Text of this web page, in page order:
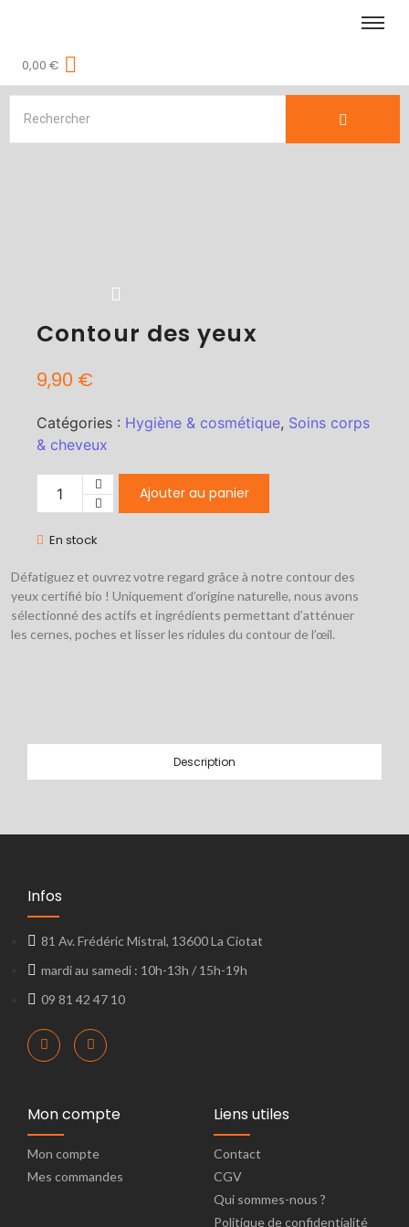
0,00€
Contour des yeux
9,90 €
Catégories : Hygiène & cosmétique, Soins corps
& cheveux
Ajouter au panier
En stock
Défatiguez et ouvrez votre regard grâce à notre contour des
yeux certifié bio ! Uniquement d’origine naturelle, nous avons
sélectionné des actifs et ingrédients permettant d’atténuer
les cernes, poches et lisser les ridules du contour de l’œil.
Description
Infos
81 Av. Frédéric Mistral, 13600 La Ciotat
mardi au samedi : 10h-13h / 15h-19h
09 81 42 47 10
Mon compte
Mon compte
Mes commandes
Liens utiles
Contact
CGV
Qui sommes-nous ?
Politique de confidentialité